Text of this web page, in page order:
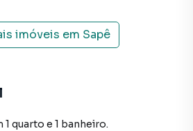
imóveis em Sapê
quarto e 1 banheiro.